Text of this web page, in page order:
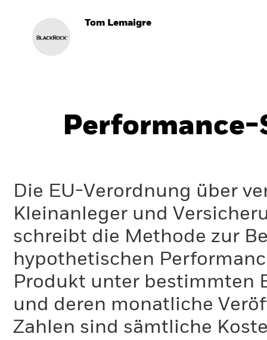
Tom Lemaigre
Performance-
Die EU-Verordnung über
Kleinanleger und
schreibt die Methode zur
hypothetischen
Produkt unter bestimmten
und deren monatliche
Zahlen sind sämtliche